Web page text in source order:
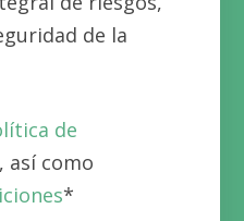
de la
de
así como
*